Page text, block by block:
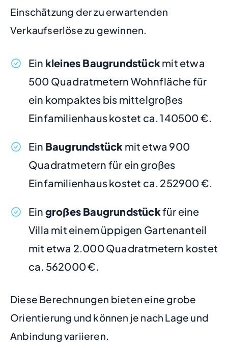
Einschätzung der zu erwartenden
Verkaufserlöse zu gewinnen.
Ein kleines Baugrundstückmit etwa
500 Quadratmetern Wohnfläche für
ein kompaktes bis mittelgroßes
Einfamilienhaus kostet ca. 140500 €.
Ein Baugrundstück mit etwa 900
Quadratmetern für ein großes
Einfamilienhaus kostet ca. 252900 €.
Ein großes Baugrundstückfür eine
Villa mit einem üppigen Gartenanteil
mit etwa 2.000 Quadratmetern kostet
ca. 562000 €.
Diese Berechnungen bieten eine grobe
Orientierung und können je nach Lage und
Anbindung variieren.